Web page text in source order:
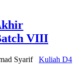
VIII
Syarif
Kuliah D4